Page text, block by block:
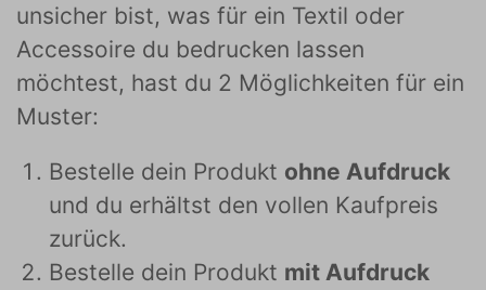
unsicher bist, was für ein Textil oder
Accessoire du bedrucken lassen
möchtest, hast du 2 Möglichkeiten für ein
Muster:
Bestelle dein Produkt ohne Aufdruck
und du erhältst den vollen Kaufpreis
zurück.
Bestelle dein Produkt mit Aufdruck